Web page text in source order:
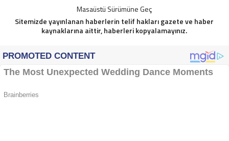
Masaüstü Sürümüne Geç
Sitemizde yayınlanan haberlerin telif hakları gazete ve haber
kaynaklarına aittir, haberleri kopyalamayınız.